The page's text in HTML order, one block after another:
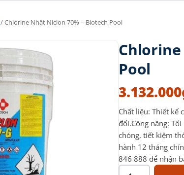
/ Chlorine Nhật Niclon 70% – Biotech Pool
Chlorine
Pool
3.132.000
Chất liệu: Thiết kế
đối.Công năng:
chóng, tiết kiệm
hành 12 tháng
846 888 để nhận